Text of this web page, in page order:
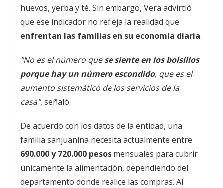
huevos, yerba y té. Sin embargo, Vera advirtió
que ese indicador no refleja la realidad que
enfrentan las familias en su economía diaria.
"No es el número quese siente en los bolsillos
porque hay un número escondido, que es el
aumento sistemático de los servicios de la
casa", señaló.
De acuerdo con los datos de la entidad, una
familia sanjuanina necesita actualmente entre
690.000 y 720.000 pesos mensuales para cubrir
únicamente la alimentación, dependiendo del
departamento donde realice las compras. Al